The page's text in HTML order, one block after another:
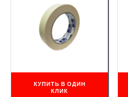
КУПИТЬ В ОДИН
КЛИК